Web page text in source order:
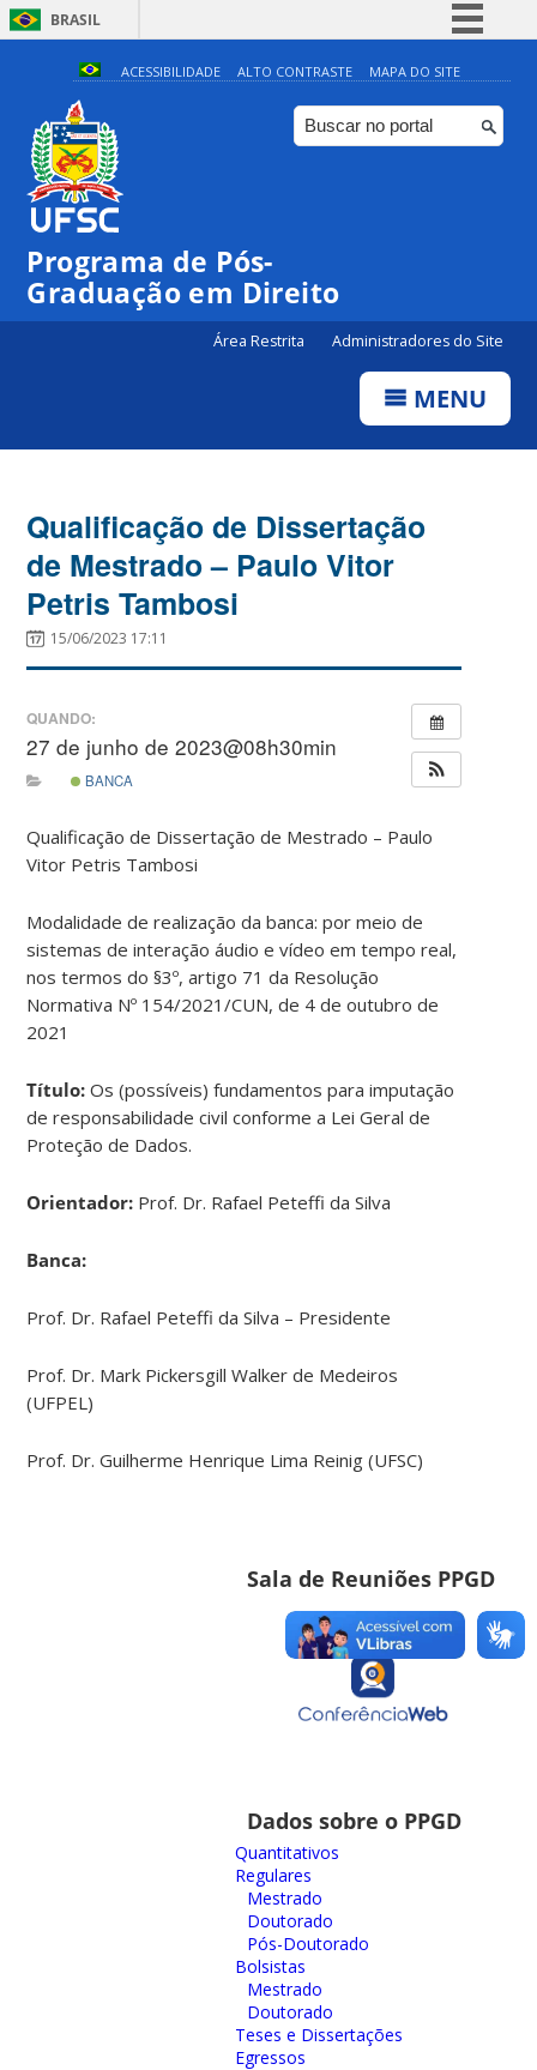
BRASIL
Simplifique!
Comunica BR
Participe
ACESSIBILIDADE ALTO CONTRASTE MAPA DO SITE
Programa de Pós-
Graduação em Direito
Área Restrita Administradores do Site
MENU
Qualificação de Dissertação
de Mestrado – Paulo Vitor
Petris Tambosi
15/06/2023 17:11
QUANDO:
27 de junho de 2023@08h30min
BANCA
Qualificação de Dissertação de Mestrado – Paulo
Vitor Petris Tambosi
Modalidade de realização da banca: por meio de
sistemas de interação áudio e vídeo em tempo real,
nos termos do §3º, artigo 71 da Resolução
Normativa Nº 154/2021/CUN, de 4 de outubro de
2021
Título:Os (possíveis) fundamentos para imputação
de responsabilidade civil conforme a Lei Geral de
Proteção de Dados.
Orientador: Prof. Dr. Rafael Peteffi da Silva
Banca:
Prof. Dr. Rafael Peteffi da Silva – Presidente
Prof. Dr. Mark Pickersgill Walker de Medeiros
(UFPEL)
Prof. Dr. Guilherme Henrique Lima Reinig (UFSC)
Sala de Reuniões PPGD
Dados sobre o PPGD
Quantitativos
Regulares
Mestrado
Doutorado
Pós-Doutorado
Bolsistas
Mestrado
Doutorado
Teses e Dissertações
Egressos